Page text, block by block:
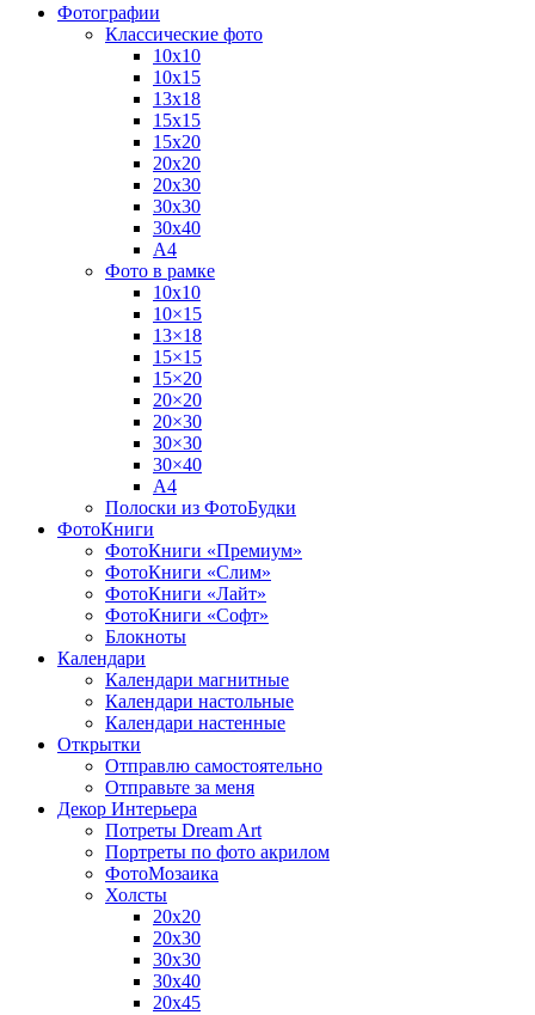
Фотографии
Классические фото
10х10
10х15
13х18
15х15
15х20
20х20
20х30
30х30
30х40
А4
Фото в рамке
10х10
10×15
13×18
15×15
15×20
20×20
20×30
30×30
30×40
A4
Полоски из ФотоБудки
ФотоКниги
ФотоКниги «Премиум»
ФотоКниги «Слим»
ФотоКниги «Лайт»
ФотоКниги «Софт»
Блокноты
Календари
Календари магнитные
Календари настольные
Календари настенные
Открытки
Отправлю самостоятельно
Отправьте за меня
Декор Интерьера
Потреты Dream Art
Портреты по фото акрилом
ФотоМозаика
Холсты
20х20
20х30
30х30
30х40
20х45